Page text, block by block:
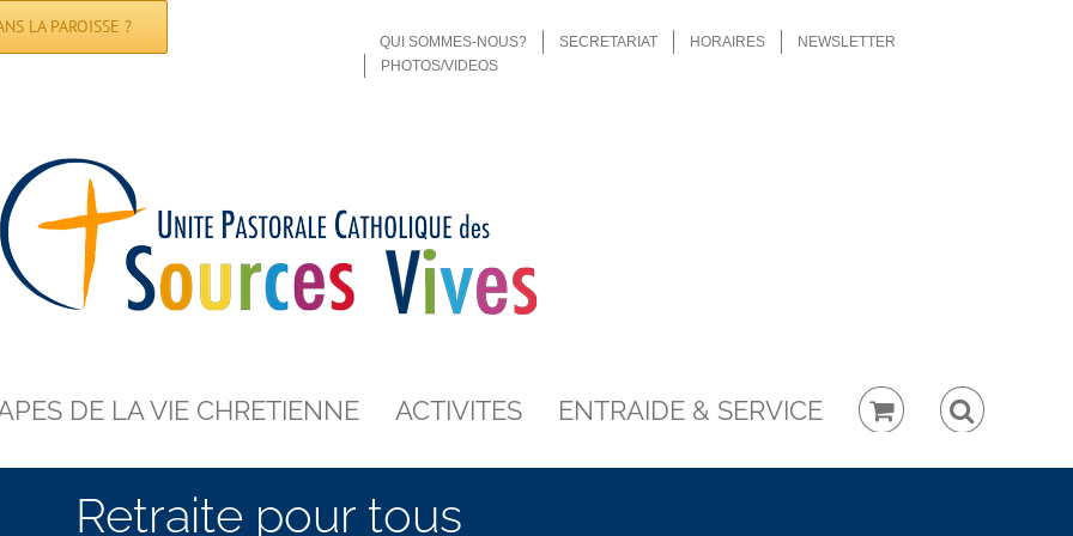
LA PAROISSE ?
QUI SOMMES-NOUS? SECRETARIAT HORAIRES
NEWSLETTER
PHOTOS/VIDEOS
DE LA VIE CHRETIENNE ACTIVITES ENTRAIDE & SERVICE
Retraite pour tous